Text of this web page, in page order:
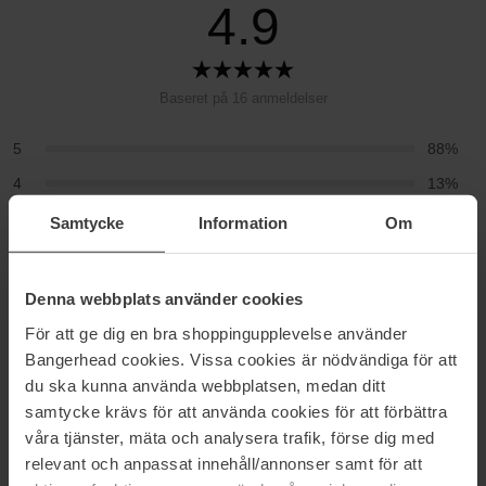
Samtycke Information Om
Denna webbplats använder cookies
För att ge dig en bra shoppingupplevelse använder
Bangerhead cookies. Vissa cookies är nödvändiga för att
du ska kunna använda webbplatsen, medan ditt
samtycke krävs för att använda cookies för att förbättra
våra tjänster, mäta och analysera trafik, förse dig med
relevant och anpassat innehåll/annonser samt för att
4.9
Baseret på 16 anmeldelser
5
88%
4
13%
2
0%
2026-01-31
Fantastisk natcreme. Virkelig effektiv og opstrammende. Giver
glød og velvære. Kan kun anbefales.
Merethe J